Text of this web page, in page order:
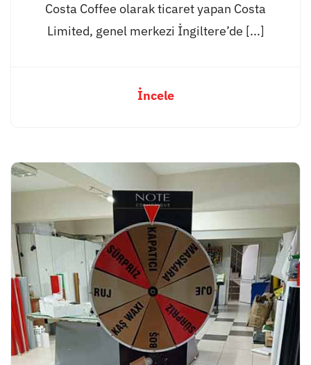
Costa Coffee olarak ticaret yapan Costa
Limited, genel merkezi İngiltere’de [...]
İncele